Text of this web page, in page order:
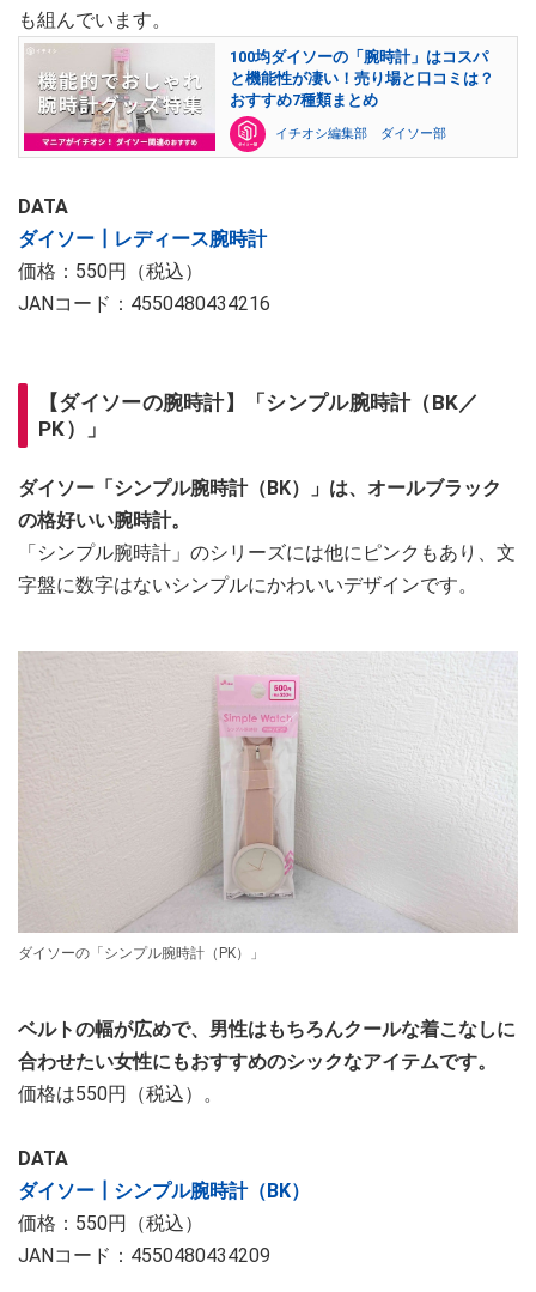
も組んでいます。
100均ダイソーの「腕時計」はコスパ
と機能性が凄い！売り場と口コミは？
おすすめ7種類まとめ
イチオシ編集部 ダイソー部
DATA
ダイソー┃レディース腕時計
価格：550円（税込）
JANコード：4550480434216
【ダイソーの腕時計】「シンプル腕時計（BK／
PK）」
ダイソー「シンプル腕時計（BK）」は、オールブラック
の格好いい腕時計。
「シンプル腕時計」のシリーズには他にピンクもあり、文
字盤に数字はないシンプルにかわいいデザインです。
ダイソーの「シンプル腕時計（PK）」
ベルトの幅が広めで、男性はもちろんクールな着こなしに
合わせたい女性にもおすすめのシックなアイテムです。
価格は550円（税込）。
DATA
ダイソー┃シンプル腕時計（BK）
価格：550円（税込）
JANコード：4550480434209